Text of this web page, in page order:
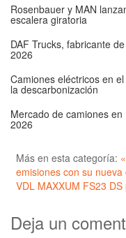
Rosenbauer y MAN
escalera giratoria
DAF Trucks, fabricante
2026
Camiones eléctricos en
la descarbonización
Mercado de camiones
2026
Más en esta categoría:
emisiones con su
VDL MAXXUM FS23
Deja un